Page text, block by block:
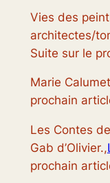
Vies des
architectes/
Suite sur le
Marie
prochain
Les Contes
Gab d’Olivier.,
prochain